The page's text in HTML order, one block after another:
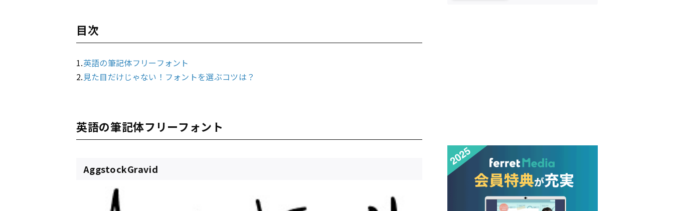
目次
1.英語の筆記体フリーフォント
2.見た目だけじゃない！フォントを選ぶコツは？
英語の筆記体フリーフォント
AggstockGravid